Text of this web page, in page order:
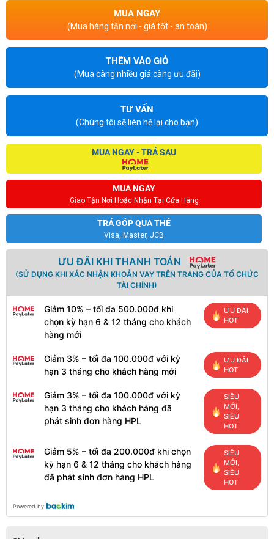
MUA NGAY
(Mua hàng tận nơi - giá tốt - an toàn)
THÊM VÀO GIỎ
(Mua càng nhiều giá càng ưu đãi)
TƯ VẤN
(Chúng tôi sẽ liên hệ lại cho bạn)
MUA NGAY
Giao Tận Nơi Hoặc Nhận Tại Cửa Hàng
TRẢ GÓP QUA THẺ
Visa, Master, JCB
MUA NGAY - TRẢ SAU
ƯU ĐÃI KHI THANH TOÁN
(SỬ DỤNG KHI XÁC NHẬN KHOẢN VAY TRÊN TRANG CỦA TỔ CHỨC
TÀI CHÍNH)
Giảm 10% – tối đa 500.000đ khi
chọn kỳ hạn 6 & 12 tháng cho khách
hàng mới
ƯU ĐÃI
HOT
Giảm 3% – tối đa 100.000đ với kỳ
hạn 3 tháng cho khách hàng mới
ƯU ĐÃI
HOT
Giảm 3% – tối đa 100.000đ với kỳ
hạn 3 tháng cho khách hàng đã
phát sinh đơn hàng HPL
SIÊU
MỚI,
SIÊU
HOT
Giảm 5% – tối đa 200.000đ khi chọn
kỳ hạn 6 & 12 tháng cho khách hàng
đã phát sinh đơn hàng HPL
SIÊU
MỚI,
SIÊU
HOT
Powered by